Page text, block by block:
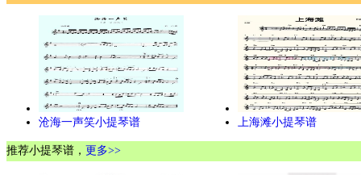
沧海一声笑小提琴谱 上海滩小提琴谱
推荐小提琴谱， 更多>>